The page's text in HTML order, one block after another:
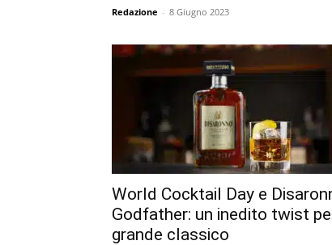
Redazione - 8 Giugno 2023
World Cocktail Day e
Godfather: un inedito twist
grande classico